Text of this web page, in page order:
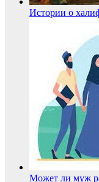
Истории о
Может ли муж